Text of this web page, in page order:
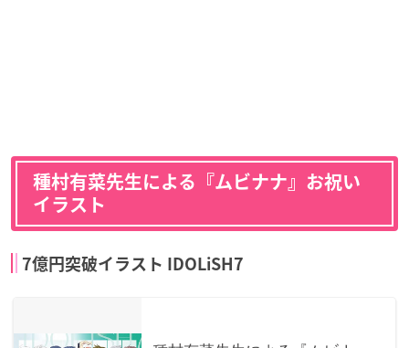
種村有菜先生による『ムビナナ』お祝い
イラスト
7億円突破イラスト IDOLiSH7